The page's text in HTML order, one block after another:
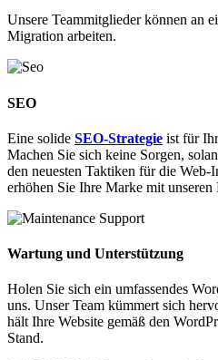
Unsere Teammitglieder können an
Migration arbeiten.
SEO
Eine solide SEO-Strategie ist für
Machen Sie sich keine Sorgen,
den neuesten Taktiken für die
erhöhen Sie Ihre Marke mit unseren
Wartung und Unterstützung
Holen Sie sich ein umfassendes
uns. Unser Team kümmert sich
hält Ihre Website gemäß den
Stand.